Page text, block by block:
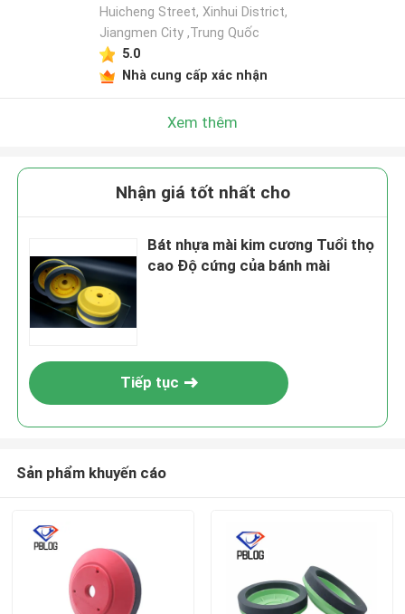
Để lại lời nhắn
Huicheng Street, Xinhui District,
Jiangmen City ,Trung Quốc
5.0
Nhà cung cấp xác nhận
Xem thêm
Nhận giá tốt nhất cho
Bát nhựa mài kim cương Tuổi thọ
cao Độ cứng của bánh mài
Tiếp tục
Sản phẩm khuyến cáo